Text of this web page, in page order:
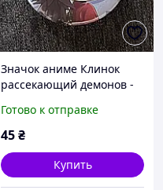
Значок аниме Клинок
рассекающий демонов -
мм (ZNBDD 0020)
Готово к отправке
45₴
Купить